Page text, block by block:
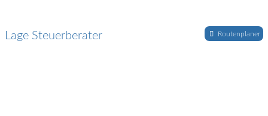
Lage Steuerberater Routenplaner